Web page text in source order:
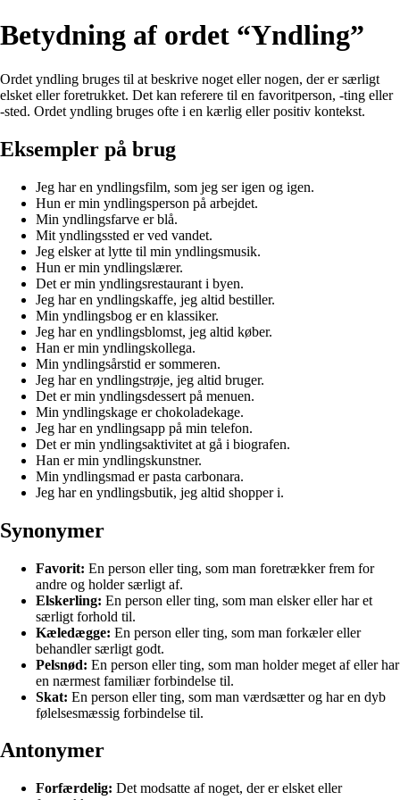
Betydning af ordet “Yndling”
Ordet yndling bruges til at beskrive noget eller nogen, der er særligt
elsket eller foretrukket. Det kan referere til en favoritperson, -ting eller
-sted. Ordet yndling bruges ofte i en kærlig eller positiv kontekst.
Eksempler på brug
Jeg har en yndlingsfilm, som jeg ser igen og igen.
Hun er min yndlingsperson på arbejdet.
Min yndlingsfarve er blå.
Mit yndlingssted er ved vandet.
Jeg elsker at lytte til min yndlingsmusik.
Hun er min yndlingslærer.
Det er min yndlingsrestaurant i byen.
Jeg har en yndlingskaffe, jeg altid bestiller.
Min yndlingsbog er en klassiker.
Jeg har en yndlingsblomst, jeg altid køber.
Han er min yndlingskollega.
Min yndlingsårstid er sommeren.
Jeg har en yndlingstrøje, jeg altid bruger.
Det er min yndlingsdessert på menuen.
Min yndlingskage er chokoladekage.
Jeg har en yndlingsapp på min telefon.
Det er min yndlingsaktivitet at gå i biografen.
Han er min yndlingskunstner.
Min yndlingsmad er pasta carbonara.
Jeg har en yndlingsbutik, jeg altid shopper i.
Synonymer
Favorit: En person eller ting, som man foretrækker frem for
andre og holder særligt af.
Elskerling: En person eller ting, som man elsker eller har et
særligt forhold til.
Kæledægge: En person eller ting, som man forkæler eller
behandler særligt godt.
Pelsnød: En person eller ting, som man holder meget af eller har
en nærmest familiær forbindelse til.
Skat: En person eller ting, som man værdsætter og har en dyb
følelsesmæssig forbindelse til.
Antonymer
Forfærdelig: Det modsatte af noget, der er elsket eller